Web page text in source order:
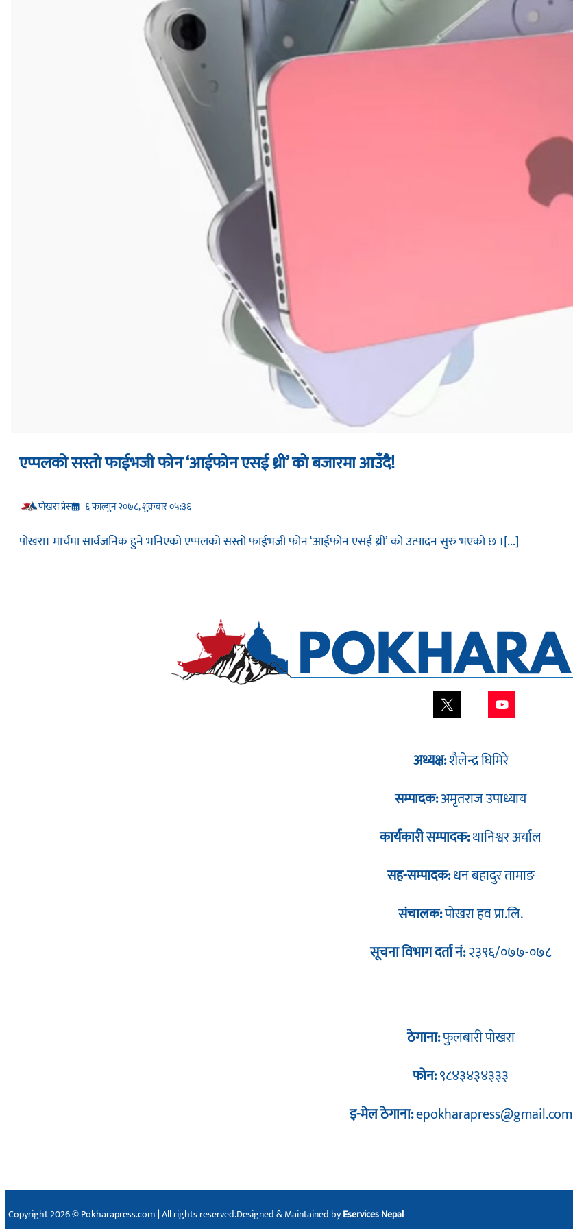
एप्पलको सस्तो फाईभजी फोन ‘आईफोन एसई थ्री’ को बजारमा आउँदै!
प‍ोखरा प्रेस ६ फाल्गुन २०७८, शुक्रबार ०५:३६
पोखरा। मार्चमा सार्वजनिक हुने भनिएको एप्पलको सस्तो फाईभजी फोन ‘‍आईफोन एसई थ्री’ को उत्पादन सुरु भएको छ ।[...]
अध्यक्ष:शैलेन्द्र घिमिरे
सम्पादक:अमृतराज उपाध्याय
कार्यकारी सम्पादक:थानिश्वर अर्याल
सह-सम्पादक:धन बहादुर तामाङ
संचालक:पोखरा हव प्रा.लि.
सूचना विभाग दर्ता नं:२३९६/०७७-०७८
ठेगाना:फुलबारी पोखरा
फोन:९८४३४३४३३३
इ-मेल ठेगाना:epokharapress@gmail.com
Copyright 2026 © Pokharapress.com | All rights reserved.Designed & Maintained byEservices Nepal